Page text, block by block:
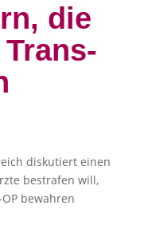
die
diskutiert einen
bestrafen will,
bewahren